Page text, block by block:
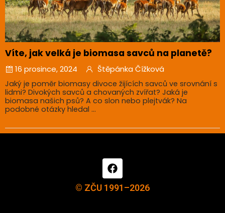
Víte, jak velká je biomasa savců na planetě?
16 prosince, 2024 Štěpánka Čížková
Jaký je poměr biomasy divoce žijících savců ve srovnání s
lidmi? Divokých savců a chovaných zvířat? Jaká je
biomasa našich psů? A co slon nebo plejtvák? Na
podobné otázky hledal ...
© ZČU 1991–2026